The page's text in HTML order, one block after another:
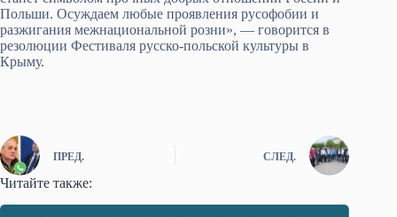
Польши. Осуждаем любые проявления русофобии и
разжигания межнациональной розни», — говорится в
резолюции Фестиваля русско-польской культуры в
Крыму.
ПРЕД. СЛЕД.
Читайте также: